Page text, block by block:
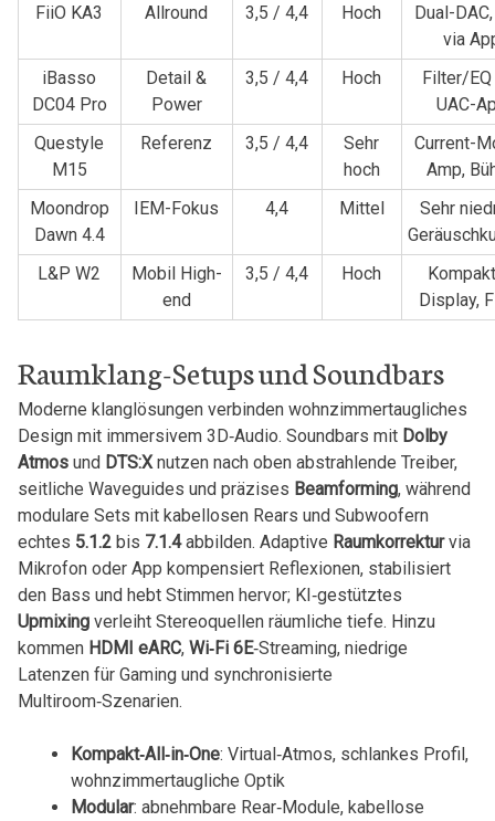
FiiO KA3 Allround 3,5 ⁢/ 4,4 Hoch
Dual-
via‌
iBasso
DC04 Pro
Detail &
⁤Power
3,5 /‌ 4,4 Hoch
Filter/
UAC-
Questyle
M15
Referenz 3,5 / ‍4,4
Sehr
hoch
Current-
Amp,
Moondrop​
Dawn 4.4
IEM-Fokus 4,4 Mittel
Sehr
L&P W2
Mobil⁢ High-
end
3,5 / ⁣4,4 Hoch
Display,
Raumklang-Setups und Soundbars
Moderne klanglösungen‍ verbinden wohnzimmertaugliches
‌Design mit immersivem 3D‑Audio. Soundbars mit Dolby
Atmos​und DTS:Xnutzen nach oben abstrahlende Treiber,
seitliche Waveguides und präzises Beamforming,⁤ während
modulare Sets mit kabellosen Rears und Subwoofern ​
echtes⁤ 5.1.2bis 7.1.4abbilden. Adaptive Raumkorrekturvia
Mikrofon ⁤oder App kompensiert Reflexionen, stabilisiert
den​ Bass und hebt Stimmen hervor;​ KI‑gestütztes ‍
Upmixing‌verleiht ‌Stereoquellen räumliche tiefe.⁢ Hinzu
kommen HDMI eARC, Wi‑Fi 6E‑Streaming, niedrige
Latenzen ⁣für Gaming und ⁣synchronisierte
⁤Multiroom‑Szenarien.
Kompakt‑All‑in‑One: Virtual‑Atmos, schlankes Profil,
wohnzimmertaugliche Optik
Modular: abnehmbare Rear‑Module, kabellose